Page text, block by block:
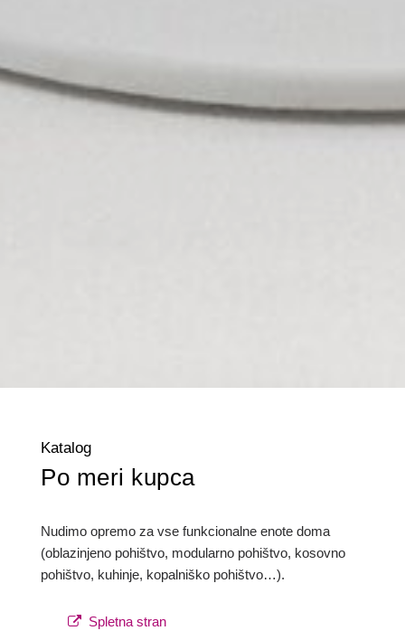
Katalog
Po meri kupca
Nudimo opremo za vse funkcionalne enote doma
(oblazinjeno pohištvo, modularno pohištvo, kosovno
pohištvo, kuhinje, kopalniško pohištvo…).
Spletna stran